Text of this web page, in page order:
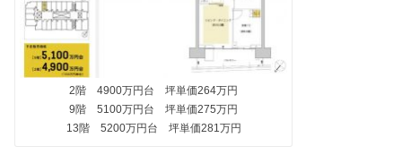
2階 4900万円台 坪単価264万円
9階 5100万円台 坪単価275万円
13階 5200万円台 坪単価281万円